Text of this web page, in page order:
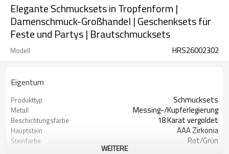
Elegante Schmucksets in Tropfenform |
Damenschmuck-Großhandel | Geschenksets für
Feste und Partys | Brautschmucksets
Modell HRS26002302
Eigentum
Produkttyp Schmucksets
Metall Messing-/Kupferlegierung
Beschichtungsfarbe 18 Karat vergoldet
Hauptstein AAA Zirkonia
Steinfarbe Rot/Grün
WEITERE